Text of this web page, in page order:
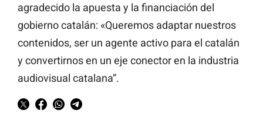
agradecido la apuesta y la financiación del
gobierno catalán: «Queremos adaptar nuestros
contenidos, ser un agente activo para el catalán
y convertirnos en un eje conector en la industria
audiovisual catalana”.